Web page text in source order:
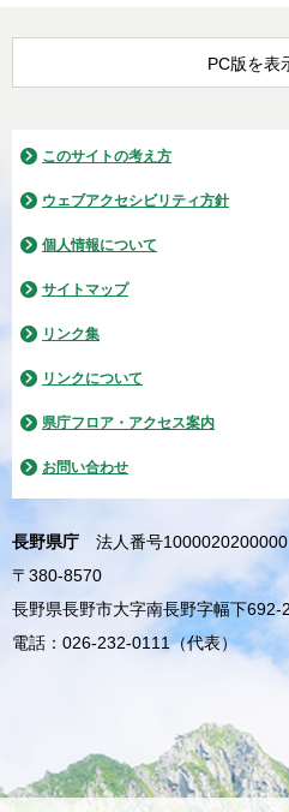
PC版を表
このサイトの考え方
ウェブアクセシビリティ方針
個人情報について
サイトマップ
リンク集
リンクについて
県庁フロア・アクセス案内
お問い合わせ
長野県庁
法人番号1000020200000
〒380-8570
長野県長野市大字南長野字幅下
電話：026-232-0111（代表）